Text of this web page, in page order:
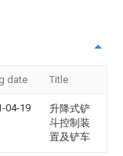
date Title
04-19
升降式铲
斗控制装
置及铲车